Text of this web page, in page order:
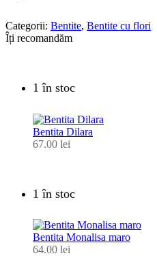
Categorii: Bentite, Bentite cu flori
Îți recomandăm
1 în stoc
Bentita Dilara
67.00 lei
1 în stoc
Bentita Monalisa maro
64.00 lei